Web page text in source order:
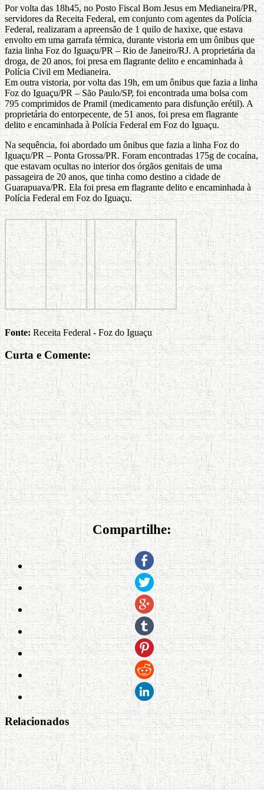
Por volta das 18h45, no Posto Fiscal Bom Jesus em Medianeira/PR,
servidores da Receita Federal, em conjunto com agentes da Polícia
Federal, realizaram a apreensão de 1 quilo de haxixe, que estava
envolto em uma garrafa térmica, durante vistoria em um ônibus que
fazia linha Foz do Iguaçu/PR – Rio de Janeiro/RJ. A proprietária da
droga, de 20 anos, foi presa em flagrante delito e encaminhada à
Polícia Civil em Medianeira.
Em outra vistoria, por volta das 19h, em um ônibus que fazia a linha
Foz do Iguaçu/PR – São Paulo/SP, foi encontrada uma bolsa com
795 comprimidos de Pramil (medicamento para disfunção erétil). A
proprietária do entorpecente, de 51 anos, foi presa em flagrante
delito e encaminhada à Polícia Federal em Foz do Iguaçu.
Na sequência, foi abordado um ônibus que fazia a linha Foz do
Iguaçu/PR – Ponta Grossa/PR. Foram encontradas 175g de cocaína,
que estavam ocultas no interior dos órgãos genitais de uma
passageira de 20 anos, que tinha como destino a cidade de
Guarapuava/PR. Ela foi presa em flagrante delito e encaminhada à
Polícia Federal em Foz do Iguaçu.
Fonte:Receita Federal - Foz do Iguaçu
Curta e Comente:
Compartilhe:
Relacionados